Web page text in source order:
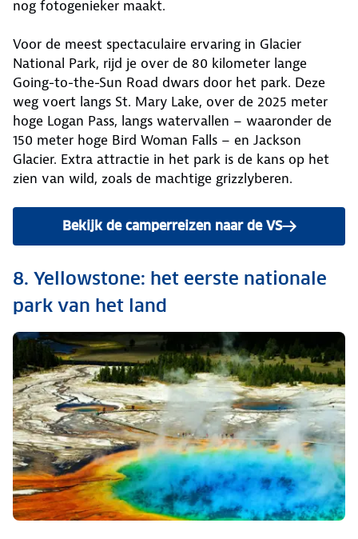
nog fotogenieker maakt.
Voor de meest spectaculaire ervaring in Glacier
National Park, rijd je over de 80 kilometer lange
Going-to-the-Sun Road dwars door het park. Deze
weg voert langs St. Mary Lake, over de 2025 meter
hoge Logan Pass, langs watervallen – waaronder de
150 meter hoge Bird Woman Falls – en Jackson
Glacier. Extra attractie in het park is de kans op het
zien van wild, zoals de machtige grizzlyberen.
Bekijk de camperreizen naar de VS
8. Yellowstone: het eerste nationale
park van het land